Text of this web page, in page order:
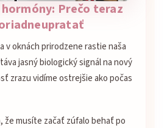
Prečo teraz
v oknách prirodzene rastie naša
jasný biologický signál na nový
zrazu vidíme ostrejšie ako počas
že musíte začať zúfalo behať po